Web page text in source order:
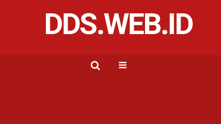
DDS.WEB.ID